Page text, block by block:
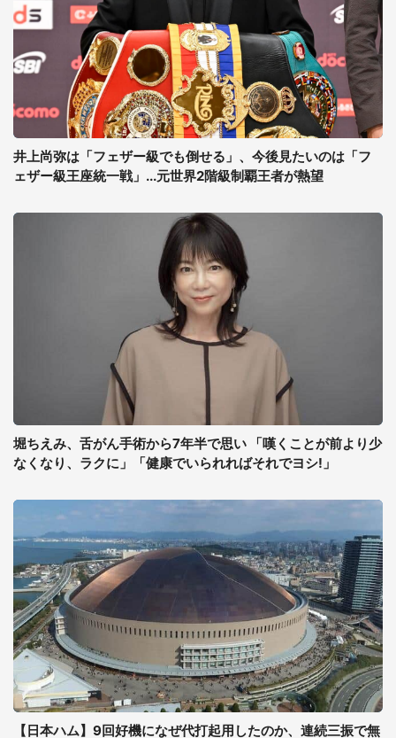
井上尚弥は「フェザー級でも倒せる」、今後見たいのは「フ
ェザー級王座統一戦」...元世界2階級制覇王者が熱望
堀ちえみ、舌がん手術から7年半で思い 「嘆くことが前より少
なくなり、ラクに」「健康でいられればそれでヨシ!」
【日本ハム】9回好機になぜ代打起用したのか、連続三振で無